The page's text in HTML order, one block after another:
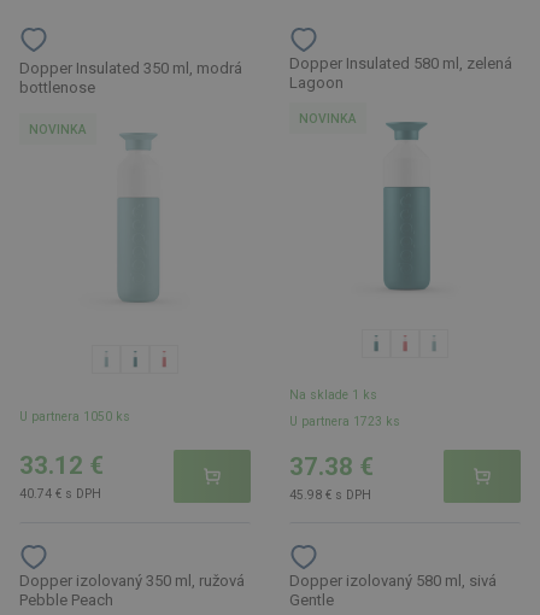
Dopper Insulated 350 ml, modrá
bottlenose
NOVINKA
U partnera 1050 ks
33.12 €
40.74 € s DPH
Dopper Insulated 580 ml, zelená
Lagoon
NOVINKA
Na sklade 1 ks
U partnera 1723 ks
37.38 €
45.98 € s DPH
Dopper izolovaný 350 ml, ružová
Pebble Peach
Dopper izolovaný 580 ml, sivá
Gentle